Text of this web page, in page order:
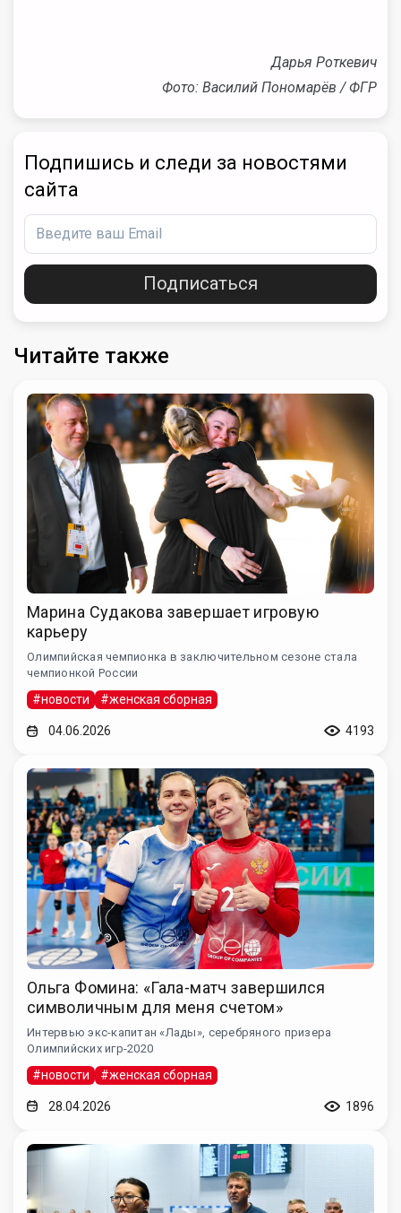
Дарья Роткевич
Фото: Василий Пономарёв / ФГР
Подпишись и следи за новостями
сайта
Подписаться
Читайте также
Марина Судакова завершает игровую
карьеру
Олимпийская чемпионка в заключительном сезоне стала
чемпионкой России
#новости #женская сборная
04.06.2026 4193
Ольга Фомина: «Гала-матч завершился
символичным для меня счетом»
Интервью экс-капитан «Лады», серебряного призера
Олимпийских игр-2020
#новости #женская сборная
28.04.2026 1896